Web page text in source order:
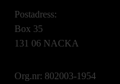
Postadress:
Box 35
131 06 NACKA
Org.nr: 802003-1954